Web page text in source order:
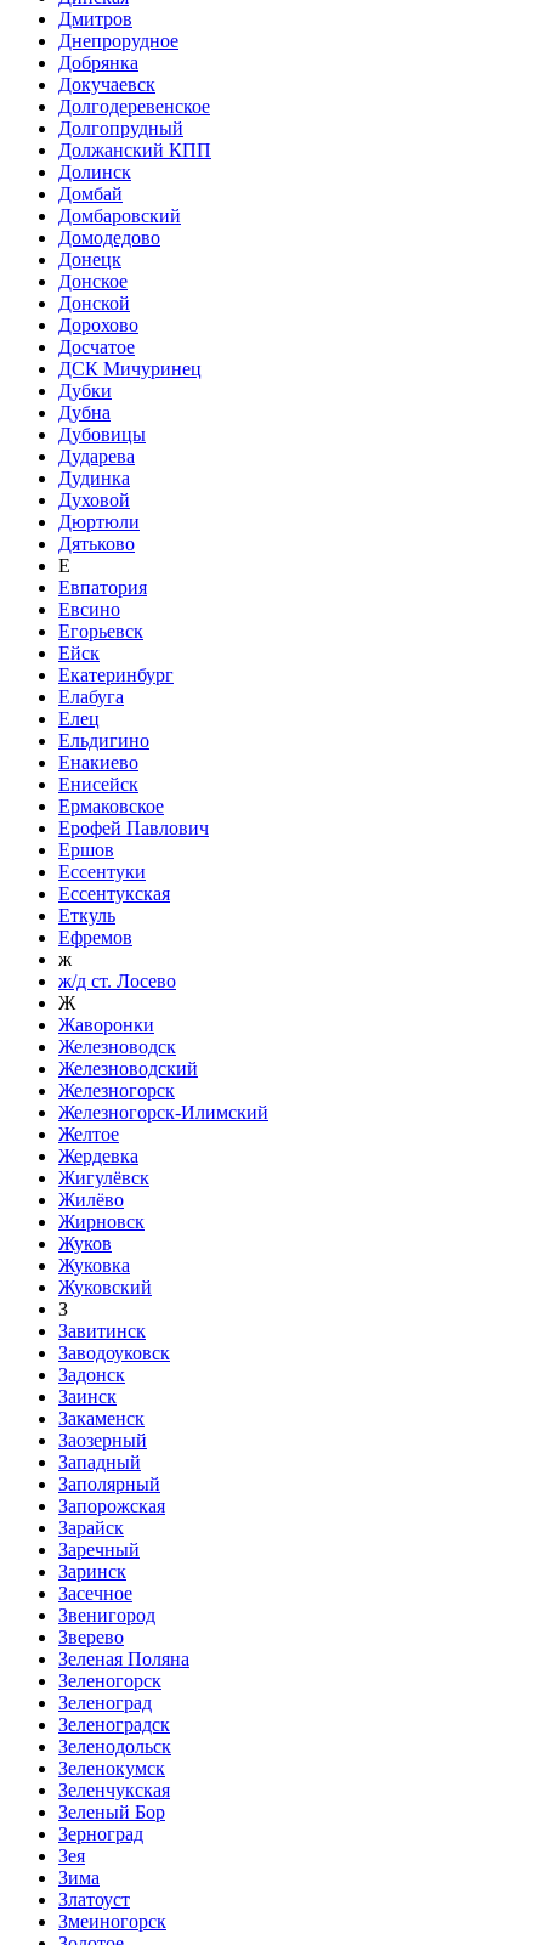
Дмитров
Днепрорудное
Добрянка
Докучаевск
Долгодеревенское
Долгопрудный
Должанский КПП
Долинск
Домбай
Домбаровский
Домодедово
Донецк
Донское
Донской
Дорохово
Досчатое
ДСК Мичуринец
Дубки
Дубна
Дубовицы
Дударева
Дудинка
Духовой
Дюртюли
Дятьково
Е
Евпатория
Евсино
Егорьевск
Ейск
Екатеринбург
Елабуга
Елец
Ельдигино
Енакиево
Енисейск
Ермаковское
Ерофей Павлович
Ершов
Ессентуки
Ессентукская
Еткуль
Ефремов
ж
ж/д ст. Лосево
Ж
Жаворонки
Железноводск
Железноводский
Железногорск
Железногорск-Илимский
Желтое
Жердевка
Жигулёвск
Жилёво
Жирновск
Жуков
Жуковка
Жуковский
З
Завитинск
Заводоуковск
Задонск
Заинск
Закаменск
Заозерный
Западный
Заполярный
Запорожская
Зарайск
Заречный
Заринск
Засечное
Звенигород
Зверево
Зеленая Поляна
Зеленогорск
Зеленоград
Зеленоградск
Зеленодольск
Зеленокумск
Зеленчукская
Зеленый Бор
Зерноград
Зея
Зима
Златоуст
Змеиногорск